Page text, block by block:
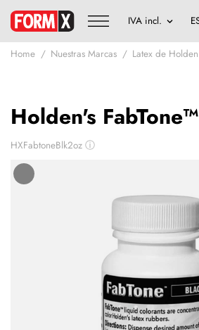
Home Nuestras Marcas Latex de Holden
Holden's FabTone™
HXFabtoneBlk2oz ⓘ